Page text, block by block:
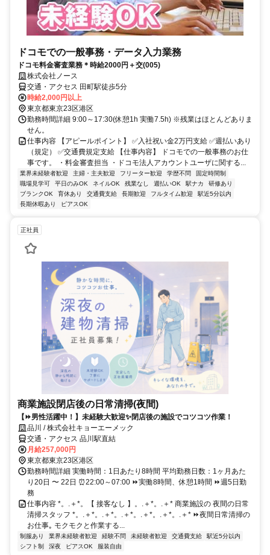
ドコモでの一般事務・データ入力業務
ドコモ料金審査業務＊時給2000円＋交(005)
株式会社ノース
交通・アクセス 田町駅徒歩5分
時給2,000円以上
東京都東京23区港区
勤務時間詳細 9:00～17:30(休憩1h 実働7.5h) ※残業はほとんどありま
せん。
仕事内容 【アピールポイント】 ✅入社祝い金2万円支給 ✅週払いあり
（規定） ✅交通費規定支給 【仕事内容】 ドコモでの一般事務のお仕
事です。 ・料金審査担当 ・ドコモ法人アカウントユーザに関する...
業界未経験者歓迎 主婦・主夫歓迎 フリーター歓迎 学歴不問
固定時間制
職場見学可
平日のみOK ネイルOK 残業なし 週払いOK 駅ナカ
研修あり
ブランクOK
育休あり 交通費支給 長期歓迎 フルタイム歓迎
駅近5分以内
長期休暇あり
ピアスOK
正社員
商業施設閉店後の日常清掃(夜間)
【⏩男性活躍中！】未経験大歓迎✨閉店後の施設でコツコツ作業！
品川 / 株式会社キョーエーメック
交通・アクセス 品川駅直結
月給257,000円
東京都東京23区港区
勤務時間詳細 実働時間：1日あたり8時間 平均勤務日数：1ヶ月あた
り20日 〜 22日 ⏰22:00～07:00 ⏩実働8時間、休憩1時間 ⏩週5日勤
務
仕事内容 *。.＋*。【 接客なし 】。.＋*。.＋* 商業施設の 夜間の日常
清掃スタッフ *。.＋*。.＋*。.＋*。.＋*。.＋*。.＋* ⏩夜間日常清掃の
お仕事｡ モクモクと作業する...
制服あり 業界未経験者歓迎 経験不問 未経験者歓迎 交通費支給
駅近5分以内
シフト制
深夜 ピアスOK 服装自由